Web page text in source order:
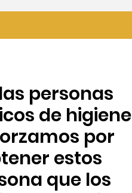
personas
de higiene
por
estos
que los